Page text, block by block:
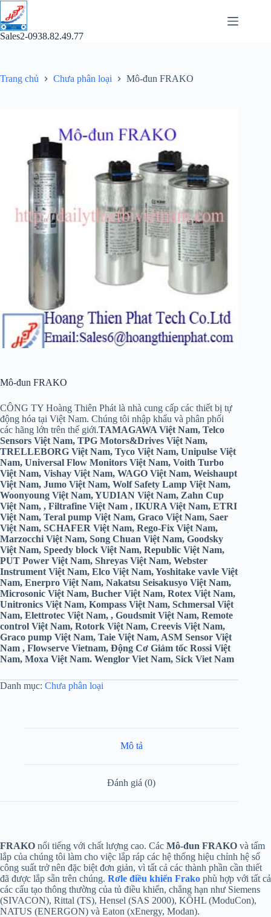
Chuyển
đến
phần
nội
Sales2-0938.82.49.77
Trang chủ Chưa phân loại Mô-đun FRAKO
Mô-đun FRAKO
CÔNG TY Hoàng Thiên Phát là nhà cung cấp các thiết bị tự
động hóa tại Việt Nam. Chúng tôi nhập khẩu và phân phối
các hãng lớn trên thế giới.TAMAGAWA Việt Nam, Telco
Sensors Việt Nam, TPG Motors&Drives Việt Nam,
TRELLEBORG Việt Nam, Tyco Việt Nam, Unipulse Việt
Nam, Universal Flow Monitors Việt Nam, Voith Turbo
Việt Nam, Vishay Việt Nam, WAGO Việt Nam, Weishaupt
Việt Nam, Jumo Việt Nam, Wolf Safety Lamp Việt Nam,
Woonyoung Việt Nam, YUDIAN Việt Nam, Zahn Cup
Việt Nam, , Filtrafine Việt Nam , IKURA Việt Nam, ETRI
Việt Nam, Teral pump Việt Nam, Graco Việt Nam, Saer
Việt Nam, SCHAFER Việt Nam, Rego-Fix Việt Nam,
Marzocchi Việt Nam, Song Chuan Việt Nam, Goodsky
Việt Nam, Speedy block Việt Nam, Republic Việt Nam,
PUT Power Việt Nam, Shreyas Việt Nam, Webster
Instrument Việt Nam, Elco Việt Nam, Yoshitake vavle Việt
Nam, Enerpro Việt Nam, Nakatsu Seisakusyo Việt Nam,
Microsonic Việt Nam, Bucher Việt Nam, Rotex Việt Nam,
Unitronics Việt Nam, Kompass Việt Nam, Schmersal Việt
Nam, Elettrotec Việt Nam, , Goudsmit Việt Nam, Remote
control Việt Nam, Rotork Việt Nam, Creevis Việt Nam,
Graco pump Việt Nam, Taie Việt Nam, ASM Sensor Việt
Nam , Flowserve Vietnam, Động Cơ Giảm tốc Rossi Việt
Nam, Moxa Việt Nam. Wenglor Viet Nam, Sick Viet Nam
Danh mục: Chưa phân loại
Mô tả
Đánh giá (0)
FRAKO nổi tiếng với chất lượng cao. Các Mô-đun FRAKO và tấm
lắp của chúng tôi làm cho việc lắp ráp các hệ thống hiệu chỉnh hệ số
công suất trở nên đặc biệt đơn giản, vì tất cả các thành phần cần thiết
đã được lắp sẵn trên chúng. Rơle điều khiển Frako phù hợp với tất cả
các cấu tạo thông thường của tủ điều khiển, chẳng hạn như Siemens
(SIVACON), Rittal (TS), Hensel (SAS 2000), KÖHL (ModuCon),
NATUS (ENERGON) và Eaton (xEnergy, Modan).